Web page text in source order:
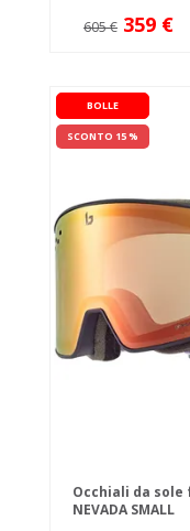
605 € 359 €
BOLLE
SCONTO 15 %
Occhiali da
NEVADA SMALL